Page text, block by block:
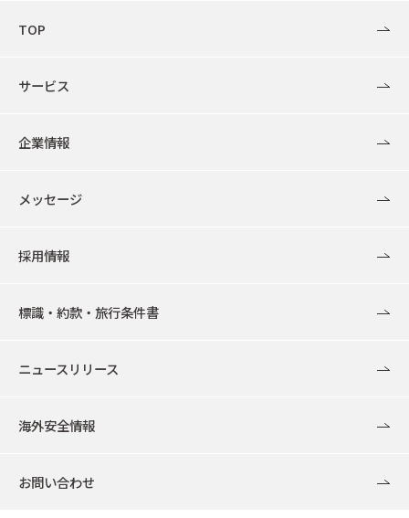
TOP
サービス
企業情報
メッセージ
採用情報
標識・約款・旅行条件書
ニュースリリース
海外安全情報
お問い合わせ